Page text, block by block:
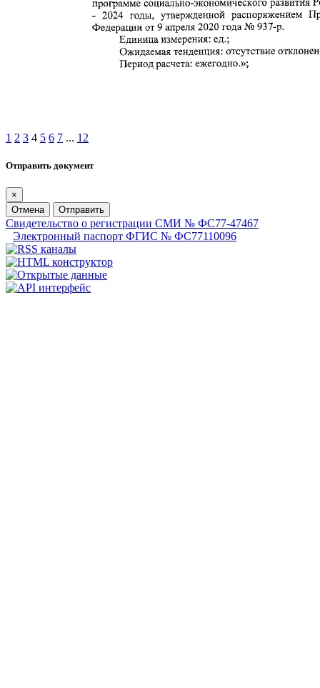
1 2 3 4 5 6 7 ... 12
Отправить документ
×
Отмена
Отправить
Свидетельство о регистрации СМИ № ФС77-47467
Электронный паспорт ФГИС № ФС77110096